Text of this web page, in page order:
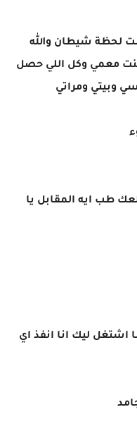
لحظة شيطان والله
معمي وكل اللي حصل
وبيتي ومراتي
طب ايه المقابل يا
اشتغل ليك انا انفذ اي